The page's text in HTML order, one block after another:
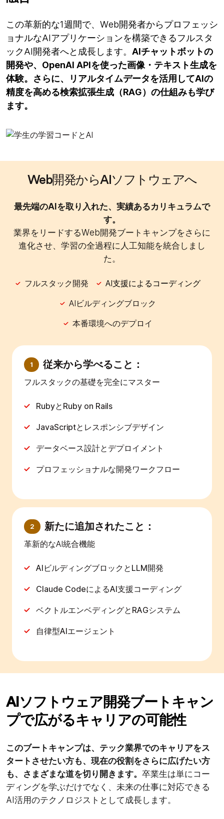
この革新的な1週間で、Web開発者からプロフェッシ
ョナルなAIアプリケーションを構築できるフルスタ
ックAI開発者へと成長します。 AIチャットボットの
開発や、OpenAI APIを使った画像・テキスト生成を
体験。さらに、リアルタイムデータを活用してAIの
精度を高める検索拡張生成（RAG）の仕組みも学び
ます。
Web開発からAIソフトウェアへ
最先端のAIを取り入れた、実績あるカリキュラムで
す。
業界をリードするWeb開発ブートキャンプをさらに
進化させ、学習の全過程に人工知能を統合しまし
た。
フルスタック開発
AI支援によるコーディング
AIビルディングブロック
本番環境へのデプロイ
1
従来から学べること：
フルスタックの基礎を完全にマスター
RubyとRuby on Rails
JavaScriptとレスポンシブデザイン
データベース設計とデプロイメント
プロフェッショナルな開発ワークフロー
2
新たに追加されたこと：
革新的なAI統合機能
AIビルディングブロックとLLM開発
Claude CodeによるAI支援コーディング
ベクトルエンベディングとRAGシステム
自律型AIエージェント
AIソフトウェア開発ブートキャン
プで広がるキャリアの可能性
このブートキャンプは、テック業界でのキャリアをス
タートさせたい方も、現在の役割をさらに広げたい方
も、さまざまな道を切り開きます。 卒業生は単にコー
ディングを学ぶだけでなく、未来の仕事に対応できる
AI活用のテクノロジストとして成長します。